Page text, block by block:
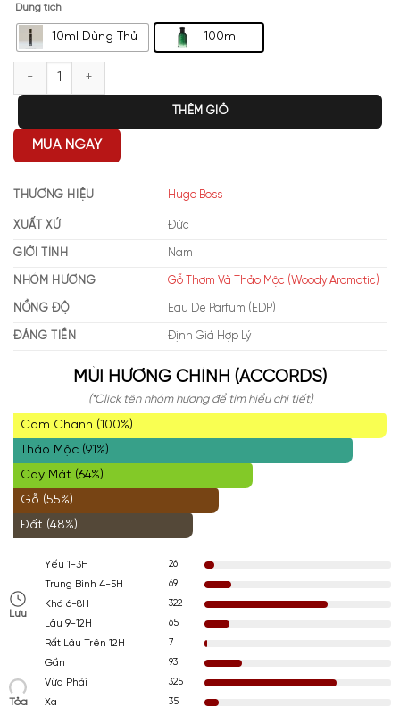
Dung tích
10ml Dùng Thử 100ml
Hugo Boss Bottled Bold Citrus 2025 EDP số lượng
THÊM GIỎ
MUA NGAY
THƯƠNG HIỆU Hugo Boss
XUẤT XỨ Đức
GIỚI TÍNH Nam
NHÓM HƯƠNG Gỗ Thơm Và Thảo Mộc (Woody Aromatic)
NỒNG ĐỘ Eau De Parfum (EDP)
ĐÁNG TIỀN Định Giá Hợp Lý
MÙI HƯƠNG CHÍNH (ACCORDS)
(*Click tên nhóm hương để tìm hiểu chi tiết)
Cam Chanh (100%)
Thảo Mộc (91%)
Cay Mát (64%)
Gỗ (55%)
Đất (48%)
Lưu
Yếu 1-3H
26
Trung Bình 4-5H
69
Khá 6-8H
322
Lâu 9-12H
65
Rất Lâu Trên 12H
7
Tỏa
Gần
93
Vừa Phải
325
Xa
35